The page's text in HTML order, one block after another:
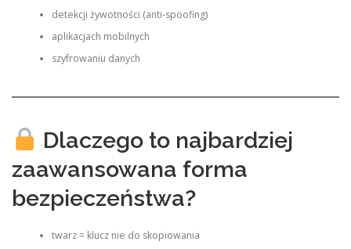
detekcji żywotności (anti-spoofing)
aplikacjach mobilnych
szyfrowaniu danych
Dlaczego to najbardziej
zaawansowana forma
bezpieczeństwa?
twarz = klucz nie do skopiowania